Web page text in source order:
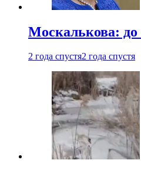
Москалькова: до
2 года спустя2 года спустя